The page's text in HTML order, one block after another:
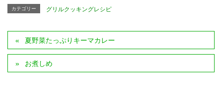
カテゴリー グリルクッキングレシピ
夏野菜たっぷりキーマカレー
お煮しめ